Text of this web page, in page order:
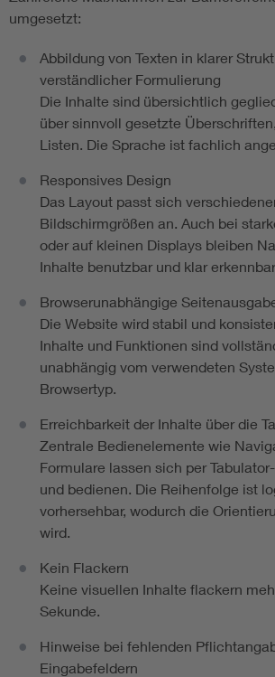
umgesetzt:
Abbildung von Texten in klarer
verständlicher Formulierung
Die Inhalte sind übersichtlich
über sinnvoll gesetzte
Listen. Die Sprache ist fachlich
Responsives Design
Das Layout passt sich
Bildschirmgrößen an. Auch bei
oder auf kleinen Displays bleiben
Inhalte benutzbar und klar
Browserunabhängige
Die Website wird stabil und
Inhalte und Funktionen sind
unabhängig vom verwendeten
Browsertyp.
Erreichbarkeit der Inhalte über die
Zentrale Bedienelemente wie
Formulare lassen sich per
und bedienen. Die Reihenfolge ist
vorhersehbar, wodurch die
wird.
Kein Flackern
Keine visuellen Inhalte flackern
Sekunde.
Hinweise bei fehlenden
Eingabefeldern